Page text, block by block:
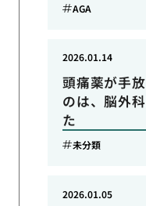
AGA
頭痛薬が手
のは、脳外
た
2026.01.14
未分類
2026.01.05